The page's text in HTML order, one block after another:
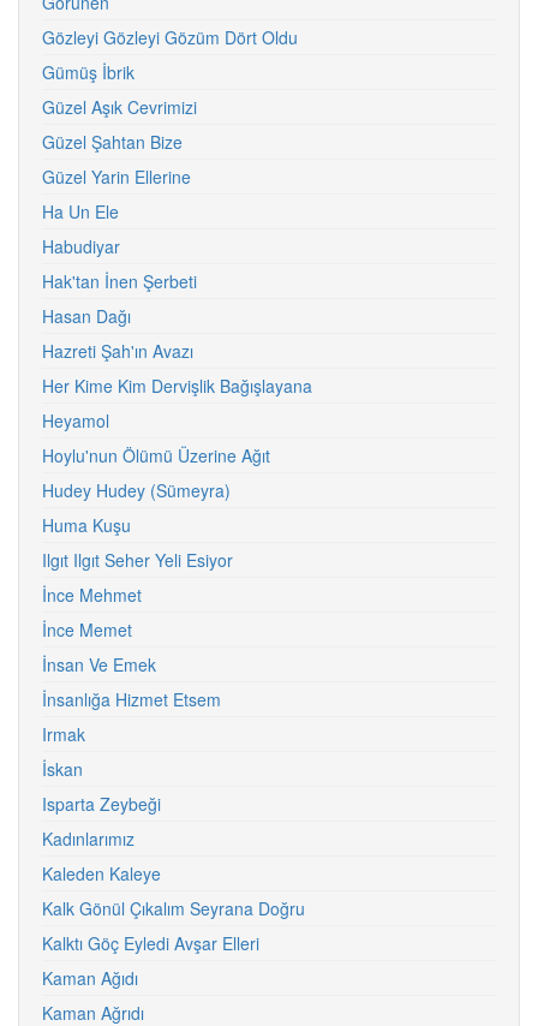
Gözleyi Gözleyi Gözüm Dört Oldu
Gümüş İbrik
Güzel Aşık Cevrimizi
Güzel Şahtan Bize
Güzel Yarin Ellerine
Ha Un Ele
Habudiyar
Hak'tan İnen Şerbeti
Hasan Dağı
Hazreti Şah'ın Avazı
Her Kime Kim Dervişlik Bağışlayana
Heyamol
Hoylu'nun Ölümü Üzerine Ağıt
Hudey Hudey (Sümeyra)
Huma Kuşu
Ilgıt Ilgıt Seher Yeli Esiyor
İnce Mehmet
İnce Memet
İnsan Ve Emek
İnsanlığa Hizmet Etsem
Irmak
İskan
Isparta Zeybeği
Kadınlarımız
Kaleden Kaleye
Kalk Gönül Çıkalım Seyrana Doğru
Kalktı Göç Eyledi Avşar Elleri
Kaman Ağıdı
Kaman Ağrıdı